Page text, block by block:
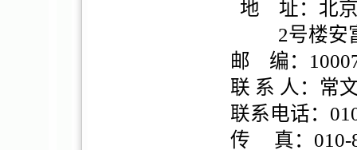
地 址：北京
2号楼安
邮 编：
联 系 人：常文
联系电话：010-
传 真：010-